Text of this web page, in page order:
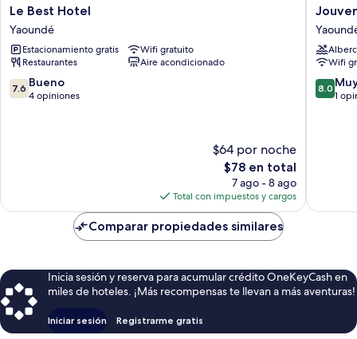
Le
Best
Hotel
Yaoundé
Le Best Hotel
Yaoundé
Estacionamiento gratis
Wifi gratuito
Restaurantes
Aire acondicionado
7.6
de
7.6 Bueno
4 opiniones
$64 por noche
El
precio
actual
es
de
$78
$78 en total
7 ago - 8 ago
Total con impuestos y cargos
Hôtel
Wifi
8.0
de
8.0
1
Comparar propiedades similares
Inicia sesión y reserva para acumular crédito OneKeyCash en
miles de hoteles. ¡Más recompensas te llevan a más aventuras!
Iniciar sesión Registrarme gratis